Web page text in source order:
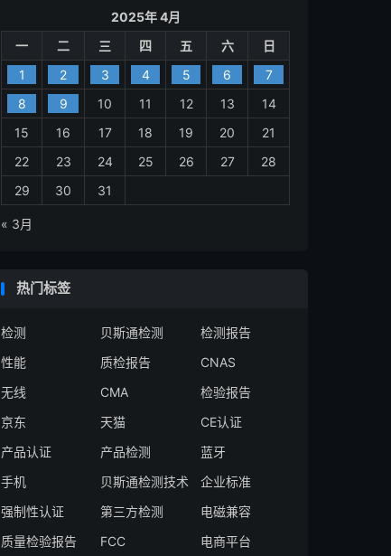
2025年 4月
一
二 三 四 五 六
日
1
2 3 4 5 6
7
8
9 10 11 12 13
14
15
16 17 18 19 20
21
22
23 24 25 26 27
28
29
30 31
« 3月
热门标签
检测 贝斯通检测
检测报告
性能
质检报告
CNAS
无线
CMA
检验报告
京东
天猫
CE认证
产品认证
产品检测
蓝牙
手机
贝斯通检测技术
企业标准
强制性认证
第三方检测
电磁兼容
质量检验报告
FCC
电商平台